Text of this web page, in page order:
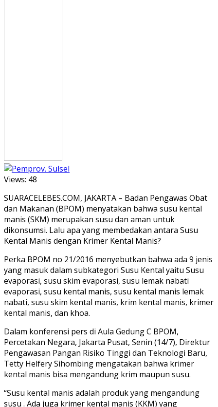
Views: 48
SUARACELEBES.COM, JAKARTA – Badan Pengawas Obat
dan Makanan (BPOM) menyatakan bahwa susu kental
manis (SKM) merupakan susu dan aman untuk
dikonsumsi. Lalu apa yang membedakan antara Susu
Kental Manis dengan Krimer Kental Manis?
Perka BPOM no 21/2016 menyebutkan bahwa ada 9 jenis
yang masuk dalam subkategori Susu Kental yaitu Susu
evaporasi, susu skim evaporasi, susu lemak nabati
evaporasi, susu kental manis, susu kental manis lemak
nabati, susu skim kental manis, krim kental manis, krimer
kental manis, dan khoa.
Dalam konferensi pers di Aula Gedung C BPOM,
Percetakan Negara, Jakarta Pusat, Senin (14/7), Direktur
Pengawasan Pangan Risiko Tinggi dan Teknologi Baru,
Tetty Helfery Sihombing mengatakan bahwa krimer
kental manis bisa mengandung krim maupun susu.
“Susu kental manis adalah produk yang mengandung
susu . Ada juga krimer kental manis (KKM) yang